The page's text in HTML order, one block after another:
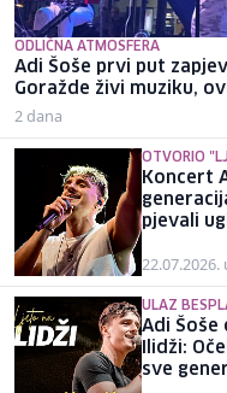
ODLIČNA ATMOSFERA
Adi Šoše prvi put
Goražde živi muziku,
2 dana
OTVORIO
Koncert
pjevali
22.07.2026.
ULAZ
Adi
Ilidži:
sve